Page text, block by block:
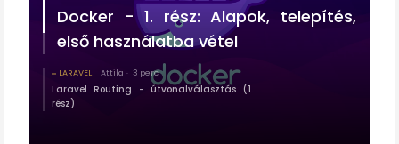
Docker - 1. rész: Alapok, telepítés,
első használatba vétel
LARAVEL Attila 3 perc
Laravel Routing - útvonalválasztás (1.
rész)